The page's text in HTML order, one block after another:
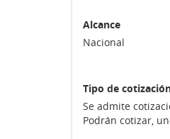
Alcance
Nacional
Tipo de
Se admite
Podrán cotizar,